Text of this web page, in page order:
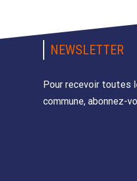
NEWSLETTER
Pour recevoir toutes
commune, abonnez-